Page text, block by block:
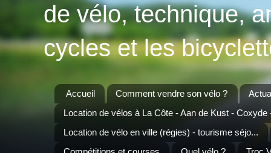
de vélo, technique,
cycles et les
Accueil Comment vendre son vélo ?
Location de vélos à La Côte - Aan de Kust - Coxyde
Location de vélo en ville (régies) - tourisme séjo...